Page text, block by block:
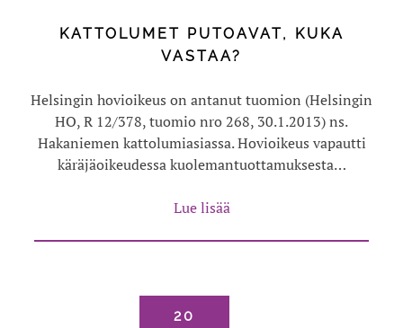
KATTOLUMET PUTOAVAT, KUKA
VASTAA?
Helsingin hovioikeus on antanut tuomion (Helsingin
HO, R 12/378, tuomio nro 268, 30.1.2013) ns.
Hakaniemen kattolumiasiassa. Hovioikeus vapautti
käräjäoikeudessa kuolemantuottamuksesta…
Lue lisää
20